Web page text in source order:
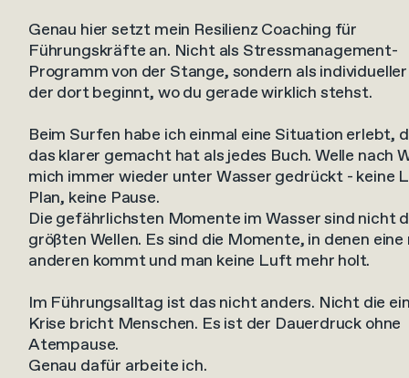
Genau hier setzt mein Resilienz Coaching für
Führungskräfte an. Nicht als Stressmanagement-
Programm von der Stange, sondern als
der dort beginnt, wo du gerade wirklich stehst.
Beim Surfen habe ich einmal eine Situation erlebt,
das klarer gemacht hat als jedes Buch. Welle nach
mich immer wieder unter Wasser gedrückt - keine
Plan, keine Pause.
Die gefährlichsten Momente im Wasser sind nicht
größten Wellen. Es sind die Momente, in denen
anderen kommt und man keine Luft mehr holt.
Im Führungsalltag ist das nicht anders. Nicht die
Krise bricht Menschen. Es ist der Dauerdruck ohne
Atempause.
Genau dafür arbeite ich.